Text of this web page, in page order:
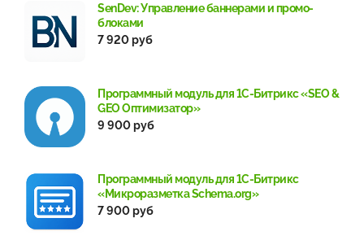
SenDev: Управление баннерами и промо-
блоками
7 920 руб
Программный модуль для 1С-Битрикс «SEO &
GEO Оптимизатор»
9 900 руб
Программный модуль для 1С-Битрикс
«Микроразметка Schema.org»
7 900 руб